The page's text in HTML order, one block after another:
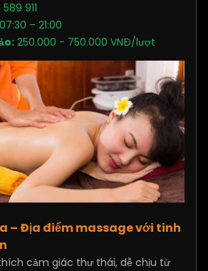
911
07:30 – 21:00
250.000 - 750.000 VNĐ/lượt
– Địa điểm massage với tinh
cảm giác thư thái, dễ chịu từ